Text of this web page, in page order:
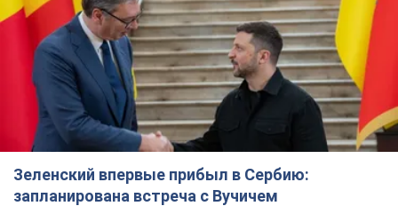
Зеленский впервые прибыл в Сербию:
запланирована встреча с Вучичем